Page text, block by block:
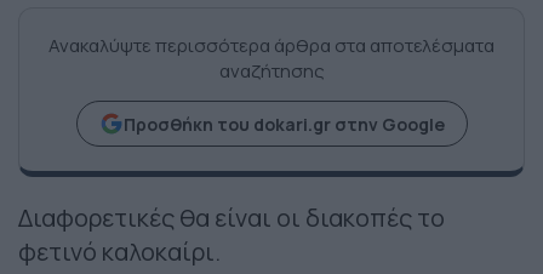
Ανακαλύψτε περισσότερα άρθρα στα αποτελέσματα
αναζήτησης
Προσθήκη του dokari.gr στην Google
Διαφορετικές θα είναι οι διακοπές το
φετινό καλοκαίρι.